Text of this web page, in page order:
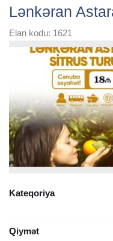
Lənkəran
Elan kodu: 1621
Kateqoriya
Qiymət